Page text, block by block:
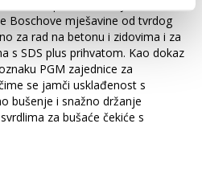
Boschove mješavine od tvrdog
za rad na betonu i zidovima i za
s SDS plus prihvatom. Kao dokaz
PGM zajednice za
se jamči usklađenost s
bušenje i snažno držanje
za bušaće čekiće s